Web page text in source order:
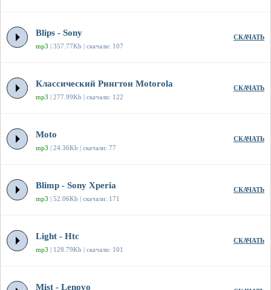
Blips - Sony
mp3 | 357.77Kb | скачали: 107
СКАЧАТЬ
Классический Рингтон Motorola
mp3 | 277.99Kb | скачали: 122
СКАЧАТЬ
Moto
mp3 | 24.36Kb | скачали: 77
СКАЧАТЬ
Blimp - Sony Xperia
mp3 | 52.06Kb | скачали: 171
СКАЧАТЬ
Light - Htc
mp3 | 128.79Kb | скачали: 101
СКАЧАТЬ
Mist - Lenovo